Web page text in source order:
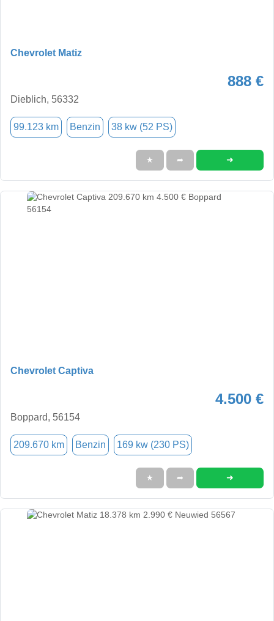
Chevrolet Matiz
888 €
Dieblich, 56332
99.123 km Benzin 38 kw (52 PS)
★ ➦ ➜
Chevrolet Captiva
4.500 €
Boppard, 56154
209.670 km Benzin 169 kw (230 PS)
★ ➦ ➜